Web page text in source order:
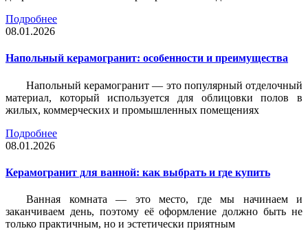
Подробнее
08.01.2026
Напольный керамогранит: особенности и преимущества
Напольный керамогранит — это популярный отделочный
материал, который используется для облицовки полов в
жилых, коммерческих и промышленных помещениях
Подробнее
08.01.2026
Керамогранит для ванной: как выбрать и где купить
Ванная комната — это место, где мы начинаем и
заканчиваем день, поэтому её оформление должно быть не
только практичным, но и эстетически приятным